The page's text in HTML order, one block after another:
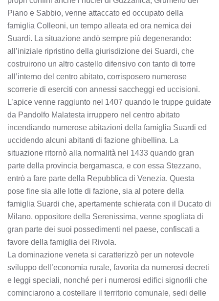
Piano e Sabbio, venne attaccato ed occupato della
famiglia Colleoni, un tempo alleata ed ora nemica dei
Suardi. La situazione andò sempre più degenerando:
all’iniziale ripristino della giurisdizione dei Suardi, che
costruirono un altro castello difensivo con tanto di torre
all’interno del centro abitato, corrisposero numerose
scorrerie di eserciti con annessi saccheggi ed uccisioni.
L’apice venne raggiunto nel 1407 quando le truppe guidate
da Pandolfo Malatesta irruppero nel centro abitato
incendiando numerose abitazioni della famiglia Suardi ed
uccidendo alcuni abitanti di fazione ghibellina. La
situazione ritornò alla normalità nel 1433 quando gran
parte della provincia bergamasca, e con essa Stezzano,
entrò a fare parte della Repubblica di Venezia. Questa
pose fine sia alle lotte di fazione, sia al potere della
famiglia Suardi che, apertamente schierata con il Ducato di
Milano, oppositore della Serenissima, venne spogliata di
gran parte dei suoi possedimenti nel paese, confiscati a
favore della famiglia dei Rivola.
La dominazione veneta si caratterizzò per un notevole
sviluppo dell’economia rurale, favorita da numerosi decreti
e leggi speciali, nonché per i numerosi edifici signorili che
cominciarono a costellare il territorio comunale, sedi delle